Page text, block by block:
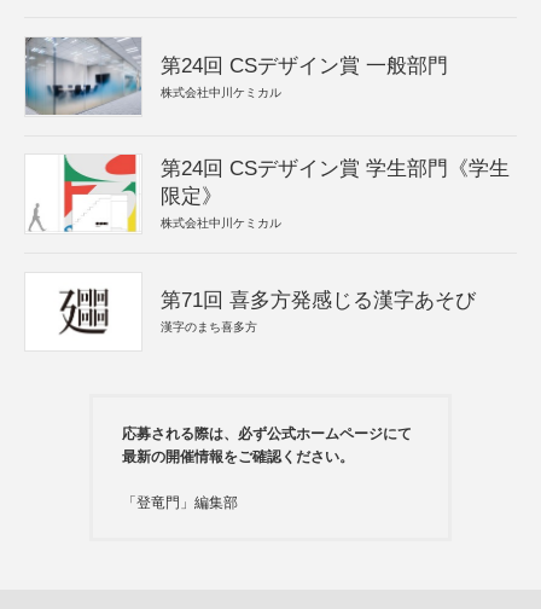
第24回 CSデザイン賞 一般部門
株式会社中川ケミカル
第24回 CSデザイン賞 学生部門《学生
限定》
株式会社中川ケミカル
第71回 喜多方発感じる漢字あそび
漢字のまち喜多方
応募される際は、必ず公式ホームページにて
最新の開催情報をご確認ください。
「登竜門」編集部